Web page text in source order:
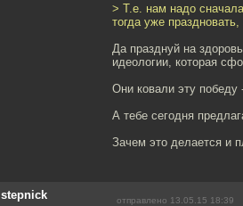
> Т.е. нам надо
тогда уже
Да празднуй на
идеологии, которая
Они ковали эту победу
А тебе сегодня
Зачем это делается и
stepnick отправлено 13.05.15 18:39